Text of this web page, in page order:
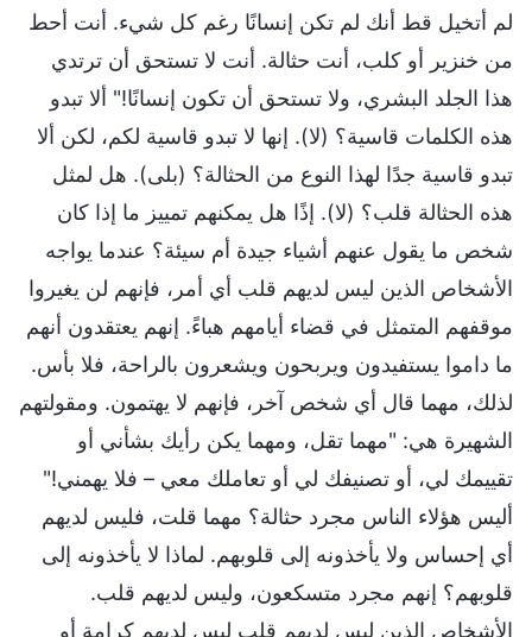
لم أتخيل قط أنك لم تكن إنسانًا رغم كل شيء. أنت أحط
من خنزير أو كلب، أنت حثالة. أنت لا تستحق أن ترتدي
هذا الجلد البشري، ولا تستحق أن تكون إنسانًا!" ألا تبدو
هذه الكلمات قاسية؟ (لا). إنها لا تبدو قاسية لكم، لكن ألا
تبدو قاسية جدًا لهذا النوع من الحثالة؟ (بلى). هل لمثل
هذه الحثالة قلب؟ (لا). إذًا هل يمكنهم تمييز ما إذا كان
شخص ما يقول عنهم أشياء جيدة أم سيئة؟ عندما يواجه
الأشخاص الذين ليس لديهم قلب أي أمر، فإنهم لن يغيروا
موقفهم المتمثل في قضاء أيامهم هباءً. إنهم يعتقدون أنهم
ما داموا يستفيدون ويربحون ويشعرون بالراحة، فلا بأس.
لذلك، مهما قال أي شخص آخر، فإنهم لا يهتمون. ومقولتهم
الشهيرة هي: "مهما تقل، ومهما يكن رأيك بشأني أو
تقييمك لي، أو تصنيفك لي أو تعاملك معي – فلا يهمني!"
أليس هؤلاء الناس مجرد حثالة؟ مهما قلت، فليس لديهم
أي إحساس ولا يأخذونه إلى قلوبهم. لماذا لا يأخذونه إلى
قلوبهم؟ إنهم مجرد متسكعون، وليس لديهم قلب.
الأشخاص الذين ليس لديهم قلب ليس لديهم كرامة أو